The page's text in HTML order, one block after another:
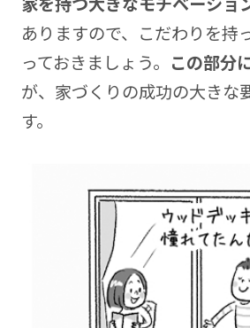
ありますので、こだわりを持
っておきましょう。 この部分
が、家づくりの成功の大きな
す。